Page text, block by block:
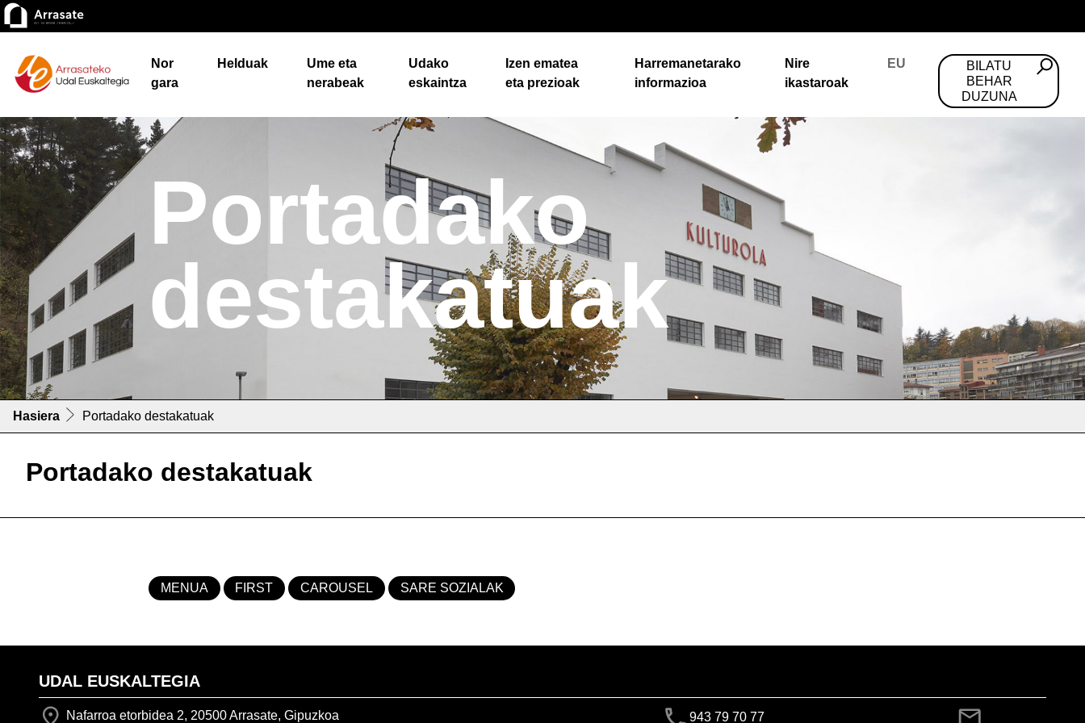
Nor
gara
Helduak
Ume eta
nerabeak
Udako
eskaintza
Izen ematea
eta prezioak
Harremanetarako
informazioa
Nire
ikastaroak
EU
BILATU
BEHAR
DUZUNA
Portadako
destakatuak
Hasiera Portadako destakatuak
Portadako destakatuak
MENUA FIRST CAROUSEL SARE SOZIALAK
UDAL EUSKALTEGIA
Nafarroa etorbidea 2, 20500 Arrasate, Gipuzkoa 943 79 70 77